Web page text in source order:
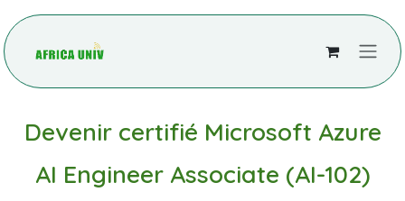
Devenir certifié Microsoft Azure
AI Engineer Associate (AI-102)